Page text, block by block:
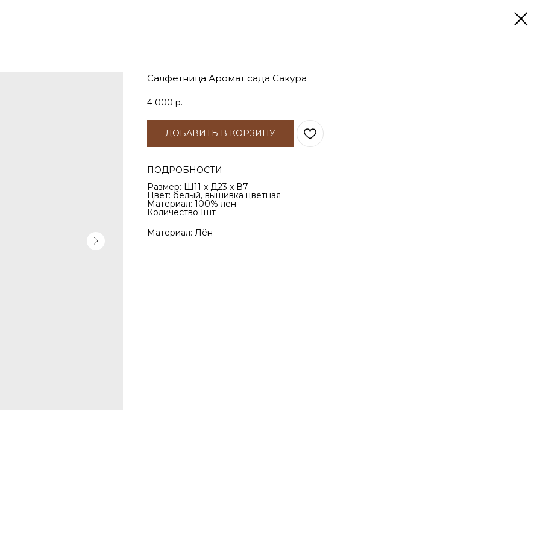
Салфетница Аромат сада Сакура
4 000 р.
ДОБАВИТЬ В КОРЗИНУ
ПОДРОБНОСТИ
Размер: Ш11 х Д23 х В7
Цвет: белый, вышивка цветная
Материал: 100% лен
Количество:1шт
Материал: Лён